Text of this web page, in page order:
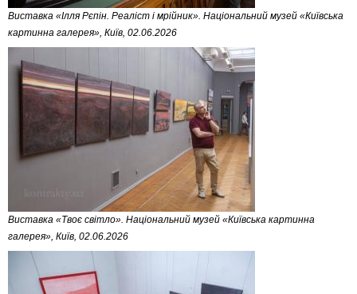
Виставка «Ілля Рєпін. Реаліст і мрійник». Національний музей «Київська
картинна галерея», Київ, 02.06.2026
Виставка «Твоє світло». Національний музей «Київська картинна
галерея», Київ, 02.06.2026